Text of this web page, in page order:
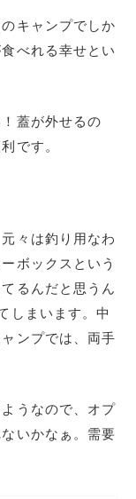
キャンプでしか
べれる幸せとい
蓋が外せるの
です。
々は釣り用なわ
ボックスという
るんだと思うん
しまいます。中
ンプでは、両手
うなので、オプ
いかなぁ。需要